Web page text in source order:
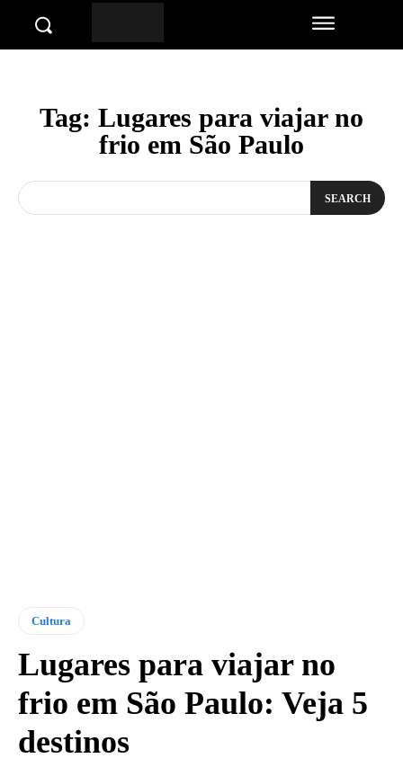
Tag: Lugares para viajar no
frio em São Paulo
SEARCH
Cultura
Lugares para viajar no
frio em São Paulo: Veja 5
destinos